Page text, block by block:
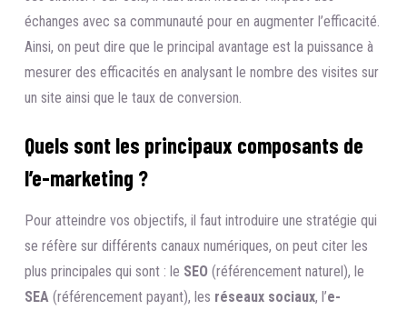
échanges avec sa communauté pour en augmenter l’efficacité.
Ainsi, on peut dire que le principal avantage est la puissance à
mesurer des efficacités en analysant le nombre des visites sur
un site ainsi que le taux de conversion.
Quels sont les principaux composants de
l’e-marketing ?
Pour atteindre vos objectifs, il faut introduire une stratégie qui
se réfère sur différents canaux numériques, on peut citer les
plus principales qui sont : le SEO (référencement naturel), le
SEA (référencement payant), les réseaux sociaux, l’e-